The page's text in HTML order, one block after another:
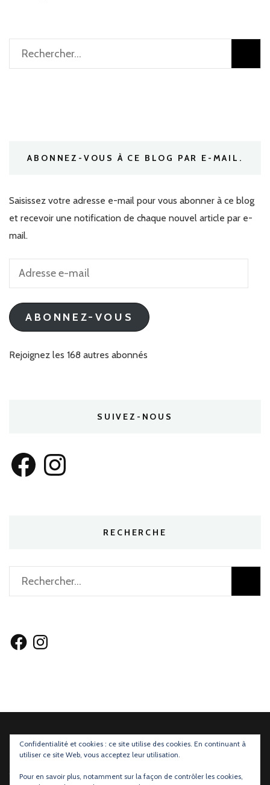
Rechercher :
ABONNEZ-VOUS À CE BLOG PAR E-MAIL.
Saisissez votre adresse e-mail pour vous abonner à ce blog
et recevoir une notification de chaque nouvel article par e-
mail.
Adresse
mail
ABONNEZ-VOUS
Rejoignez les 168 autres abonnés
SUIVEZ-NOUS
FacebookInstagram
RECHERCHE
Rechercher :
Confidentialité et cookies : ce site utilise des cookies. En continuant à
utiliser ce site Web, vous acceptez leur utilisation.
Pour en savoir plus, notamment sur la façon de contrôler les cookies,
FacebookInstagram